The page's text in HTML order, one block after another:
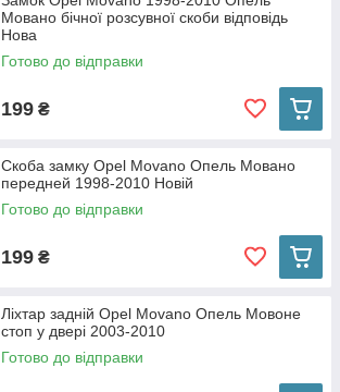
Мовано бічної розсувної скоби відповідь
Нова
Готово до відправки
199 ₴
Скоба замку Opel Movano Опель Mовано
передней 1998-2010 Новій
Готово до відправки
199 ₴
Ліхтар задній Opel Movano Опель Мовоне
стоп у двері 2003-2010
Готово до відправки